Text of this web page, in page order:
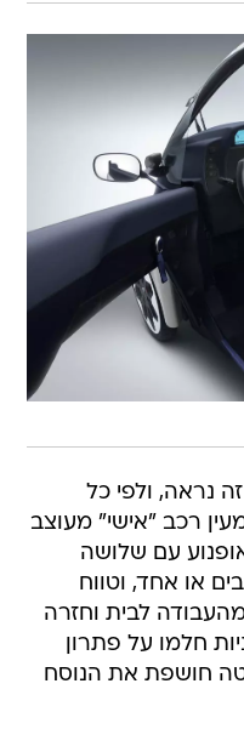
נראה, ולפי כל
רכב "אישי" מעוצב
עם שלושה
או אחד, וטווח
לבית וחזרה
חלמו על פתרון
חושפת את הנוסח